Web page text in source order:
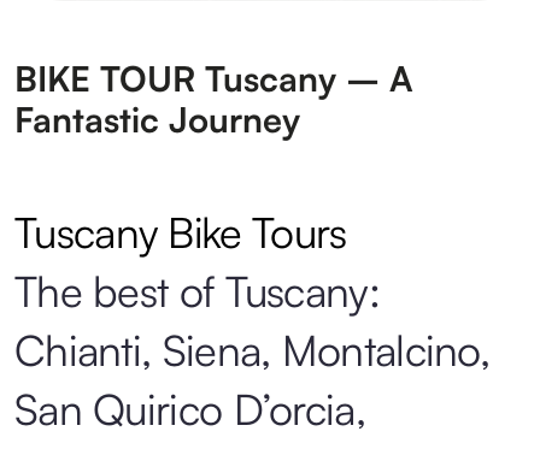
BIKE TOUR Tuscany – A
Fantastic Journey
Tuscany Bike Tours
The best of Tuscany:
Chianti, Siena, Montalcino,
San Quirico D’orcia,